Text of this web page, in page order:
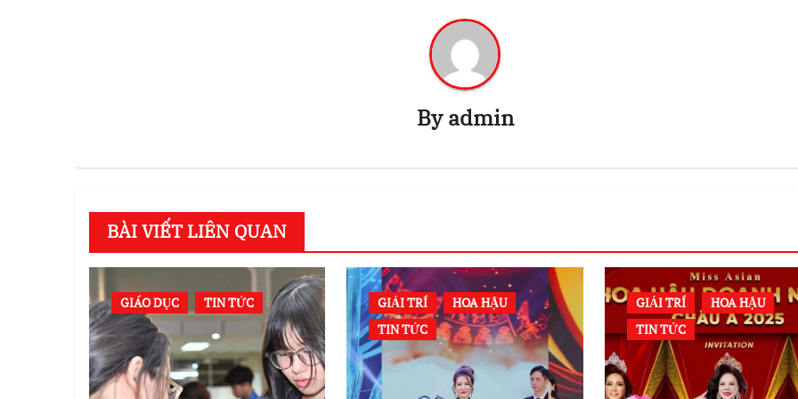
Byadmin
BÀI VIẾT LIÊN QUAN
GIÁO DỤC TIN TỨC GIẢI TRÍ
HOA HẬU
TIN TỨC
GIẢI TRÍ
HOA HẬU
TIN TỨC